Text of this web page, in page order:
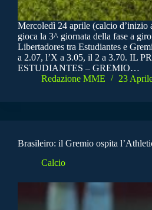
Mercoledì 24 aprile (calcio d’inizio
gioca la 3^ giornata della fase a
Libertadores tra Estudiantes e
a 2.07, l’X a 3.05, il 2 a 3.70. IL
ESTUDIANTES – GREMIO…
Redazione MME
23
Brasileiro: il Gremio ospita
Calcio